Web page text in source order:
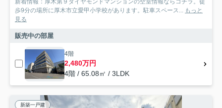
歩9分の場所に厚木市立愛甲小学校があります。駐車スペース...
もっと
見る
販売中の部屋
4階
2,480万円
4階 / 65.08㎡ / 3LDK
新築一戸建